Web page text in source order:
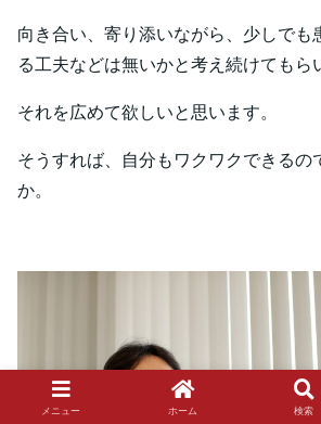
向き合い、寄り添いながら、少しでも
る工夫などは無いかと考え続けてもら
それを広めて欲しいと思います。
そうすれば、自分もワクワクできるの
か。
メニュー ホーム 検索